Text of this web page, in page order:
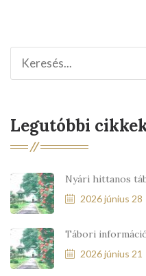
Legutóbbi
Nyári hittanos
2026 június 28
Tábori
2026 június 21